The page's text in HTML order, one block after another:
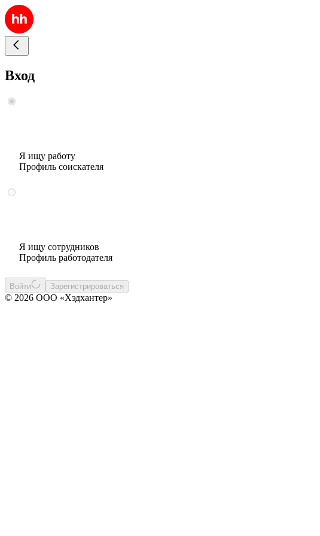
Вход
Я ищу работу
Профиль соискателя
Я ищу сотрудников
Профиль работодателя
Войти Зарегистрироваться
© 2026 ООО «Хэдхантер»